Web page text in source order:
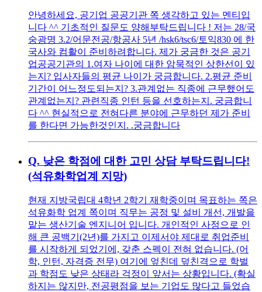
안녕하세요, 공기업 공공기관 쪽 생각하고 있는 멘티입
니다 ^^ 기초적인 질문도 양해부탁드립니다 ! 저는 28/국
숭광명 3.2/어문전공/항공사 5년 /hsk6/tsc6/토익830 에 한
국사와 컴활이 준비하려합니다. 제가 궁금한 것은 공기
업공공기관의 1.여자 나이에 대한 암묵적인 상한선이 있
는지? 입사자들의 평균 나이가 궁금합니다. 2.평균 준비
기간이 어느정도되는지? 3.관계없는 직종에 근무했어도
관계없는지? 관련직종 인턴 등을 선호하는지. 궁금합니
다 ^^ 현실적으로 전혀다른 분야에 근무하던 제가 준비
를 한다면 가능한것인지. .궁금합니다
Q. 낮은 학점에 대한 고민 상담 부탁드립니다!
(석유화학업계 지망)
현재 지방국립대 4학년 2학기 재학중이며 목표하는 쪽은
석유화학 업계 쪽이며 직무는 공정 및 설비 개선, 개발을
맡는 생산기술 엔지니어 입니다. 개인적인 사정으로 인
해 큰 공백기(2년)를 가지고 이제서야 제대로 취업준비
를 시작하게 되었기에, 갖춘 스펙이 전혀 없습니다. (어
학, 인턴, 자격증 전무) 여기에 엎친데 덮친격으로 학벌
과 학점도 낮은 상태라 걱정이 앞서는 상황입니다. (확실
하지는 않지만, 전공평점을 보는 기업도 많다고 들었습